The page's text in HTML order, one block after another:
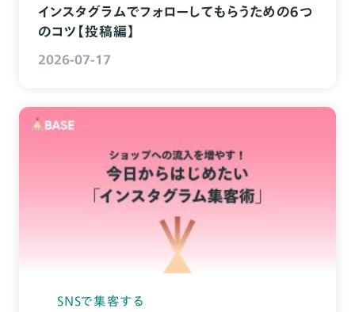
インスタグラムでフォローしてもらうための６つ
のコツ【投稿編】
2026-07-17
SNSで集客する